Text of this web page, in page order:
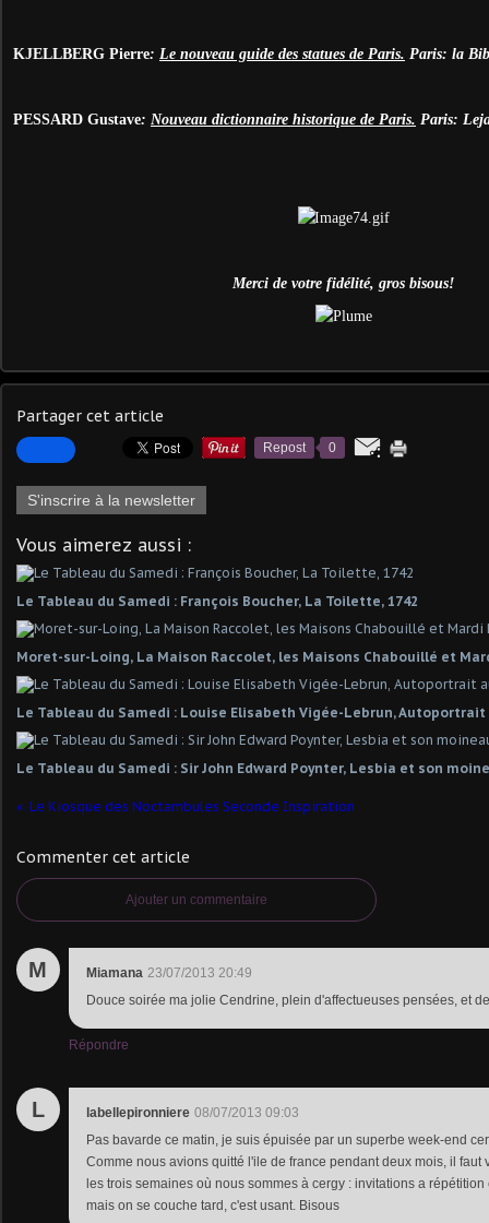
KJELLBERG Pierre: Le nouveau guide des statues de Paris. Paris: la
PESSARD Gustave: Nouveau dictionnaire historique de Paris. Paris:
Merci de votre fidélité, gros bisous!
Partager cet article
Repost 0
S'inscrire à la newsletter
Vous aimerez aussi :
Le Tableau du Samedi : François Boucher, La Toilette, 1742
Moret-sur-Loing, La Maison Raccolet, les Maisons Chabouillé et
Le Tableau du Samedi : Louise Elisabeth Vigée-Lebrun, Autoportrait
Le Tableau du Samedi : Sir John Edward Poynter, Lesbia et son
Le Kiosque des Noctambules Seconde Inspiration
Commenter cet article
Ajouter un commentaire
M Miamana 23/07/2013 20:49
Douce soirée ma jolie Cendrine, plein d'affectueuses pensées, et
Répondre
L labellepironniere 08/07/2013 09:03
Pas bavarde ce matin, je suis épuisée par un superbe week-end
Comme nous avions quitté l'ile de france pendant deux mois, il faut
les trois semaines où nous sommes à cergy : invitations a
mais on se couche tard, c'est usant. Bisous